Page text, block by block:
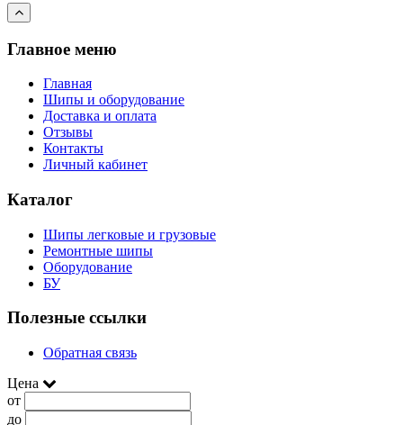
Главное меню
Главная
Шипы и оборудование
Доставка и оплата
Отзывы
Контакты
Личный кабинет
Каталог
Шипы легковые и грузовые
Ремонтные шипы
Оборудование
БУ
Полезные ссылки
Обратная связь
Цена
от
до